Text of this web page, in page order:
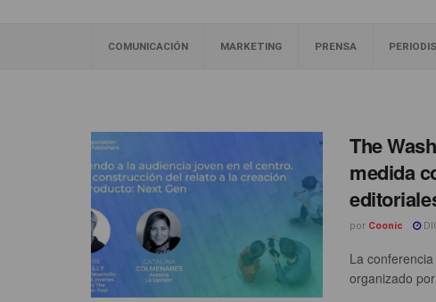
COMUNICACIÓN MARKETING PRENSA
The
medida
por Coonic
La
organizado